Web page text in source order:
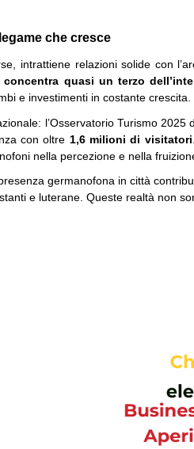
che cresce
intrattiene relazioni solide con
concentra quasi un terzo
e investimenti in costante crescita.
l’Osservatorio Turismo
con oltre 1,6 milioni di visitatori
nella percezione e nella
germanofona in città
e luterane. Queste realtà non